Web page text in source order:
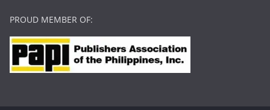
PROUD MEMBER OF: